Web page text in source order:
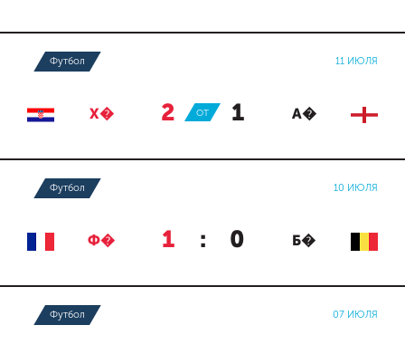
Футбол 11 ИЮЛЯ
Х� 2 : 1 А�
ОТ
Футбол 10 ИЮЛЯ
Ф� 1 : 0 Б�
Футбол 07 ИЮЛЯ